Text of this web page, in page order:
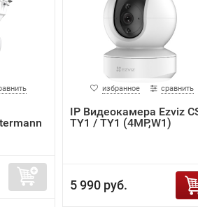
избранное сравнить
IP Видеокамера Ezviz
TY1 / TY1 (4MP,W1)
5 990 руб.